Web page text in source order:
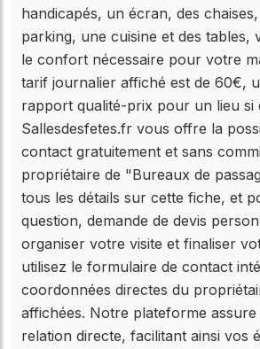
handicapés, un écran, des
parking, une cuisine et des tables,
le confort nécessaire pour votre
tarif journalier affiché est de 60€,
rapport qualité-prix pour un lieu si
Sallesdesfetes.fr vous offre la
contact gratuitement et sans
propriétaire de "Bureaux de
tous les détails sur cette fiche, et
question, demande de devis
organiser votre visite et finaliser
utilisez le formulaire de contact
coordonnées directes du
affichées. Notre plateforme assure
relation directe, facilitant ainsi vos